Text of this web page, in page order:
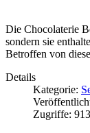
Die Chocolaterie
sondern sie
Betroffen von
Details
Kategorie:
Zugriffe: 913